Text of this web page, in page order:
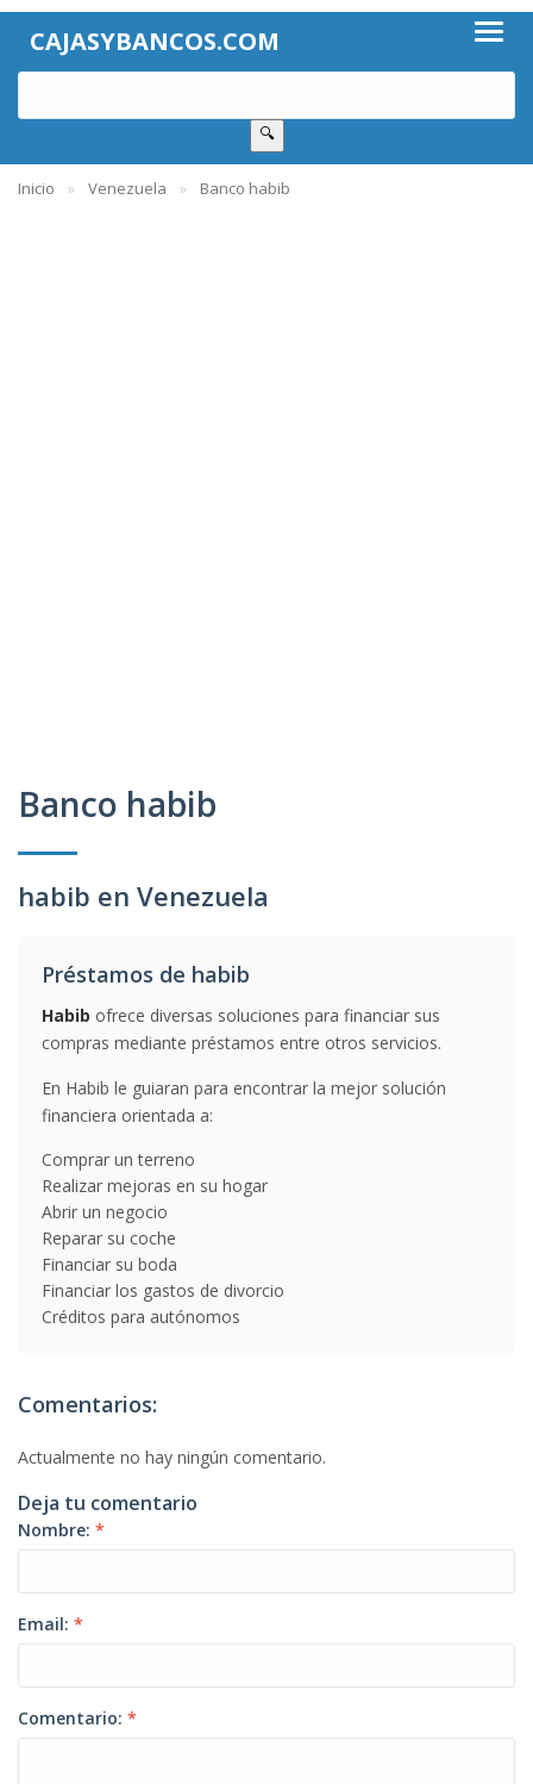
CAJASYBANCOS.COM
🔍
Inicio Venezuela Banco habib
Banco habib
habib en Venezuela
Préstamos de habib
Habib ofrece diversas soluciones para financiar sus
compras mediante préstamos entre otros servicios.
En Habib le guiaran para encontrar la mejor solución
financiera orientada a:
Comprar un terreno
Realizar mejoras en su hogar
Abrir un negocio
Reparar su coche
Financiar su boda
Financiar los gastos de divorcio
Créditos para autónomos
Comentarios:
Actualmente no hay ningún comentario.
Deja tu comentario
Nombre: *
Email: *
Comentario: *